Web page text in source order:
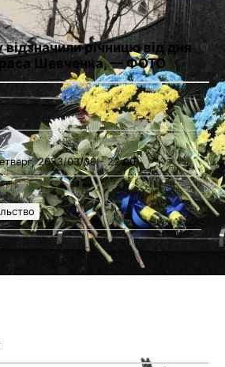
річницю від дня
Шевченка, — ФОТО
2023/03/09 - 22:00